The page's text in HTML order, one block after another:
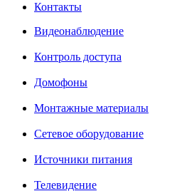
Контакты
Видеонаблюдение
Контроль доступа
Домофоны
Монтажные материалы
Сетевое оборудование
Источники питания
Телевидение